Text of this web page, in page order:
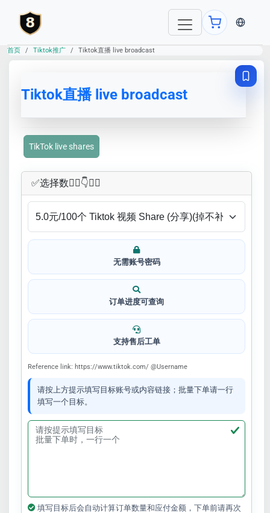
当前语
首页 Tiktok推广 Tiktok直播 live broadcast
Tiktok直播 live broadcast
TikTok live shares
✅​选择数👇🏻​​👇👇🏻​​
无需账号密码
订单进度可查询
支持售后工单
Reference link: https://www.tiktok.com/ @Username
请按上方提示填写目标账号或内容链接；批量下单请一行
填写一个目标。
填写目标后会自动计算订单数量和应付金额，下单前请再次